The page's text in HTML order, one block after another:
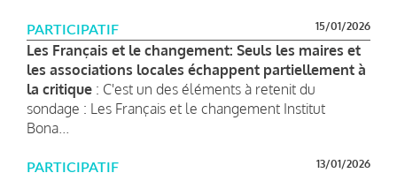
PARTICIPATIF 15/01/2026
Les Français et le changement: Seuls les maires et
les associations locales échappent partiellement à
la critique : C'est un des éléments à retenit du
sondage : Les Français et le changement Institut
Bona...
PARTICIPATIF 13/01/2026